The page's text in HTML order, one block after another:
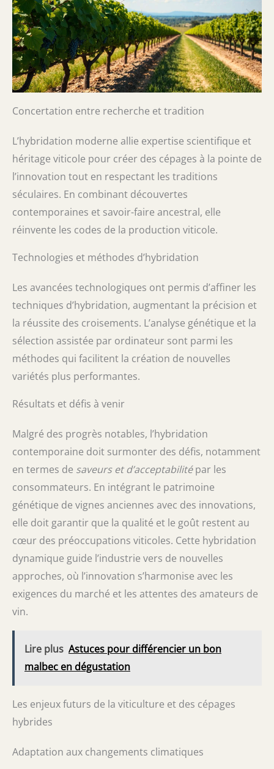
Concertation entre recherche et tradition
L’hybridation moderne allie expertise scientifique et
héritage viticole pour créer des cépages à la pointe de
l’innovation tout en respectant les traditions
séculaires. En combinant découvertes
contemporaines et savoir-faire ancestral, elle
réinvente les codes de la production viticole.
Technologies et méthodes d’hybridation
Les avancées technologiques ont permis d’affiner les
techniques d’hybridation, augmentant la précision et
la réussite des croisements. L’analyse génétique et la
sélection assistée par ordinateur sont parmi les
méthodes qui facilitent la création de nouvelles
variétés plus performantes.
Résultats et défis à venir
Malgré des progrès notables, l’hybridation
contemporaine doit surmonter des défis, notamment
en termes de saveurs et d’acceptabilitépar les
consommateurs. En intégrant le patrimoine
génétique de vignes anciennes avec des innovations,
elle doit garantir que la qualité et le goût restent au
cœur des préoccupations viticoles. Cette hybridation
dynamique guide l’industrie vers de nouvelles
approches, où l’innovation s’harmonise avec les
exigences du marché et les attentes des amateurs de
vin.
Lire plus Astuces pour différencier un bon
malbec en dégustation
Les enjeux futurs de la viticulture et des cépages
hybrides
Adaptation aux changements climatiques